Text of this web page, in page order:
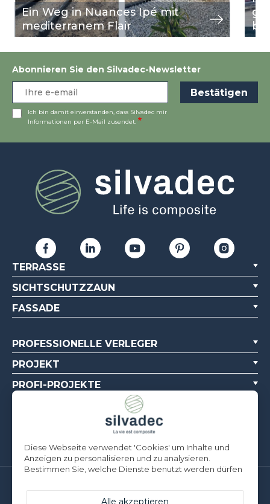
Ein Weg in Nuances Ipé mit
mediterranem Flair
Abonnieren Sie den Silvadec-Newsletter
Ich bin damit einverstanden, dass Silvadec mir
Informationen per E-Mail zusendet.
TERRASSE
SICHTSCHUTZZAUN
FASSADE
PROFESSIONELLE VERLEGER
PROJEKT
PROFI-PROJEKTE
DOKUMENTATIONSQUELLEN
Silvadec Deutschland
Ludwig-Erhard-Straße 3
Diese Webseite verwendet 'Cookies' um Inhalte und
Anzeigen zu personalisieren und zu analysieren.
Bestimmen Sie, welche Dienste benutzt werden dürfen
Alle akzeptieren